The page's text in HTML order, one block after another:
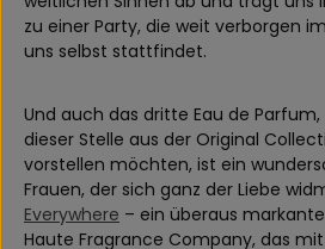
zu einer Party, die weit verborgen
uns selbst stattfindet.
Und auch das dritte Eau de
dieser Stelle aus der Original
vorstellen möchten, ist ein
Frauen, der sich ganz der Liebe
Everywhere – ein überaus
Haute Fragrance Company, das